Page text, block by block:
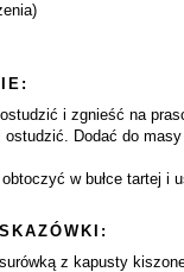
i zgnieść na
ostudzić. Dodać do
w bułce tartej i
z kapusty